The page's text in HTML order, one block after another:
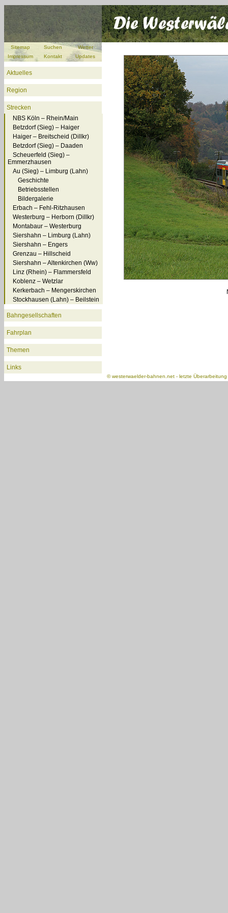
Sitemap Suchen
Wetter
Impressum
Kontakt Updates
Aktuelles
Region
Strecken
NBS Köln – Rhein/Main
Betzdorf (Sieg) – Haiger
Haiger – Breitscheid (Dillkr)
Betzdorf (Sieg) – Daaden
Scheuerfeld (Sieg) –
Emmerzhausen
Au (Sieg) – Limburg (Lahn)
Geschichte
Betriebsstellen
Bildergalerie
Erbach – Fehl-Ritzhausen
Westerburg – Herborn (Dillkr)
Montabaur – Westerburg
Siershahn – Limburg (Lahn)
Siershahn – Engers
Grenzau – Hillscheid
Siershahn – Altenkirchen (Ww)
Linz (Rhein) – Flammersfeld
Koblenz – Wetzlar
Kerkerbach – Mengerskirchen
Stockhausen (Lahn) – Beilstein
Bahngesellschaften
Fahrplan
Themen
Links
©westerwaelder-bahnen.net - letzte